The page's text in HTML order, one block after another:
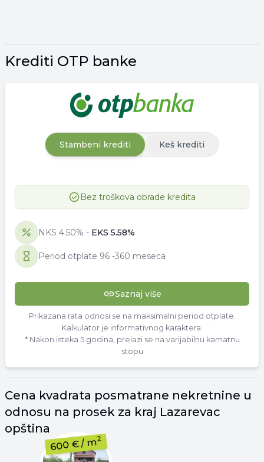
Krediti OTP banke
Stambeni krediti Keš krediti
Bez troškova obrade kredita
NKS 4.50% - EKS 5.58%
Period otplate 96 -360 meseca
Saznaj više
Prikazana rata odnosi se na maksimalni period otplate.
Kalkulator je informativnog karaktera.
* Nakon isteka 5 godina, prelazi se na varijabilnu kamatnu
stopu
Cena kvadrata posmatrane nekretnine u
odnosu na prosek za kraj Lazarevac
opština
600 €/ m2